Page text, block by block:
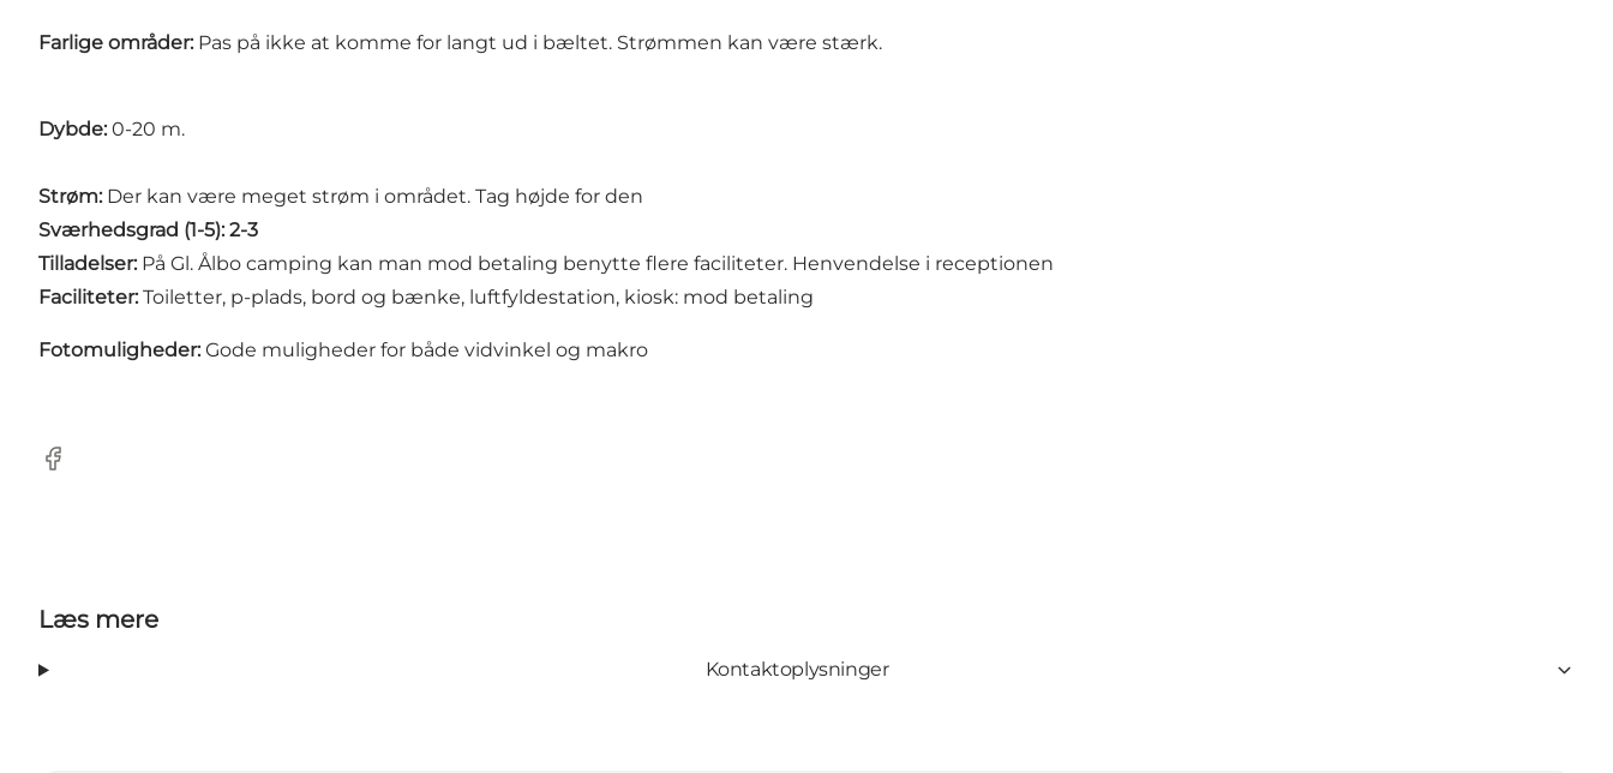
Farlige områder: Pas på ikke at komme for langt ud i bæltet. Strømmen kan være stærk.
Dybde: 0-20 m.
Strøm: Der kan være meget strøm i området. Tag højde for den
Sværhedsgrad (1-5): 2-3
Tilladelser: På Gl. Ålbo camping kan man mod betaling benytte flere faciliteter. Henvendelse i receptionen
Faciliteter: Toiletter, p-plads, bord og bænke, luftfyldestation, kiosk: mod betaling
Fotomuligheder: Gode muligheder for både vidvinkel og makro
Facebook
Læs mere
Kontaktoplysninger